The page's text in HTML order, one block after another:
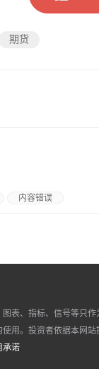
期货
内容错误
表、指标、信号等只
用。投资者依据本网
承诺